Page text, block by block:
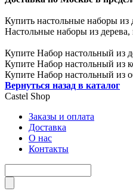
Купить настольные наборы из
Настольные наборы из
Купите Набор настольный из
Купите Набор настольный из
Купите Набор настольный из
Вернуться назад в каталог
Castel Shop
Заказы и оплата
Доставка
О нас
Контакты